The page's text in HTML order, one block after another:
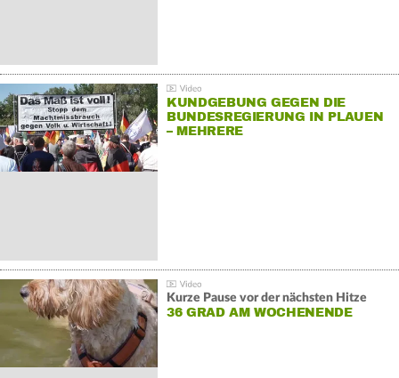
KUNDGEBUNG GEGEN DIE
BUNDESREGIERUNG IN PLAUEN
– MEHRERE
Kurze Pause vor der nächsten Hitze
36 GRAD AM WOCHENENDE